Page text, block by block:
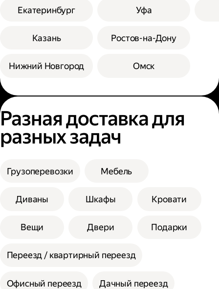
Екатеринбург
Казань
Нижний Новгород
Уфа
Ростов-на-Дону
Омск
Разная доставка для
разных задач
Грузоперевозки Мебель
Диваны Шкафы Кровати
Вещи Двери Подарки
Переезд / квартирный переезд
Офисный переезд Дачный переезд